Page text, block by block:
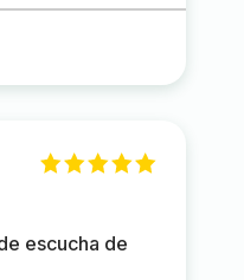
escucha de